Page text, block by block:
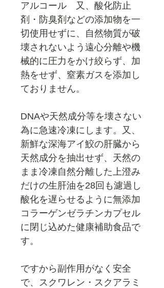
アルコール 又、酸化防止
剤・防臭剤などの添加物を一
切使用せずに、自然物質が破
壊されないよう遠心分離や機
械的に圧力をかけ絞らず、加
熱をせず、窒素ガスを添加し
ておりません。
DNAや天然成分等を壊さない
為に急速冷凍にします。又、
新鮮な深海アイ鮫の肝臓から
天然成分を抽出せず、天然の
まま冷凍自然分離した上澄み
だけの生肝油を28回も濾過し
酸化を遅らせるように無添加
コラーゲンゼラチンカプセル
に閉じ込めた健康補助食品で
す。
ですから副作用がなく安全
で、スクワレン・スクアラミ